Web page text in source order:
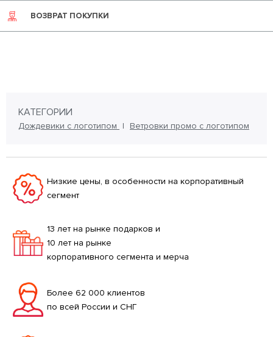
ВОЗВРАТ ПОКУПКИ
КАТЕГОРИИ
Дождевики с логотипом Ветровки промо с логотипом
Низкие цены, в особенности на корпоративный
сегмент
13 лет на рынке подарков и
10 лет на рынке
корпоративного сегмента и мерча
Более 62 000 клиентов
по всей России и СНГ